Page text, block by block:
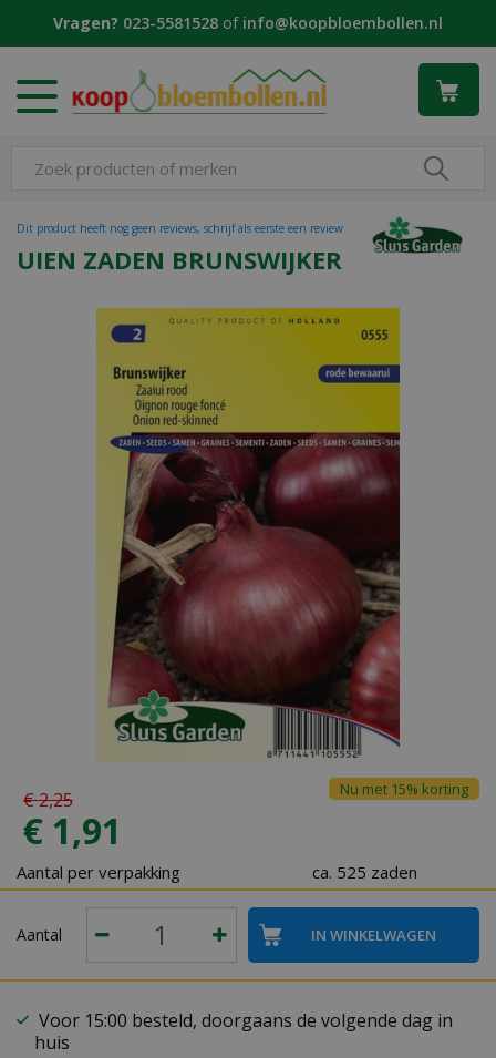
Vragen? 023-5581528 of info@koopbloembollen.nl
UIEN ZADEN BRUNSWIJKER
Dit product heeft nog geen reviews, schrijf als eerste een review
€2,25
€ 1,91
Nu met 15% korting
Aantal per verpakking ca. 525 zaden
Aantal
Voor 15:00 besteld, doorgaans de volgende dag in
huis